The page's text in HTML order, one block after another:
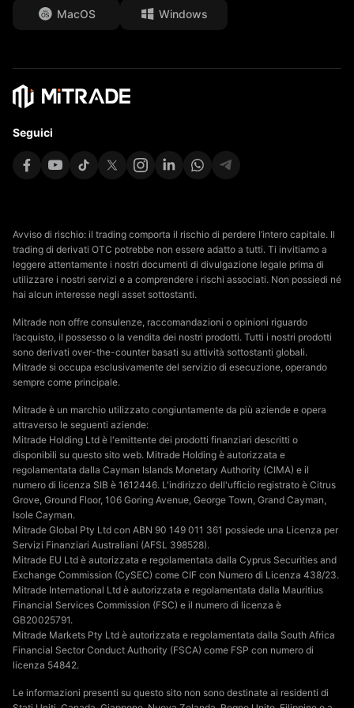
MacOS Windows
Seguici
Avviso di rischio: il trading comporta il rischio di perdere l’intero capitale. Il
trading di derivati OTC potrebbe non essere adatto a tutti. Ti invitiamo a
leggere attentamente i nostri documenti di divulgazione legale prima di
utilizzare i nostri servizi e a comprendere i rischi associati. Non possiedi né
hai alcun interesse negli asset sottostanti.
Mitrade non offre consulenze, raccomandazioni o opinioni riguardo
l’acquisto, il possesso o la vendita dei nostri prodotti. Tutti i nostri prodotti
sono derivati over-the-counter basati su attività sottostanti globali.
Mitrade si occupa esclusivamente del servizio di esecuzione, operando
sempre come principale.
Mitrade è un marchio utilizzato congiuntamente da più aziende e opera
attraverso le seguenti aziende:
Mitrade Holding Ltd è l'emittente dei prodotti finanziari descritti o
disponibili su questo sito web. Mitrade Holding è autorizzata e
regolamentata dalla Cayman Islands Monetary Authority (CIMA) e il
numero di licenza SIB è 1612446. L'indirizzo dell'ufficio registrato è Citrus
Grove, Ground Floor, 106 Goring Avenue, George Town, Grand Cayman,
Isole Cayman.
Mitrade Global Pty Ltd con ABN 90 149 011 361 possiede una Licenza per
Servizi Finanziari Australiani (AFSL 398528).
Mitrade EU Ltd è autorizzata e regolamentata dalla Cyprus Securities and
Exchange Commission (CySEC) come CIF con Numero di Licenza 438/23.
Mitrade International Ltd è autorizzata e regolamentata dalla Mauritius
Financial Services Commission (FSC) e il numero di licenza è
GB20025791.
Mitrade Markets Pty Ltd è autorizzata e regolamentata dalla South Africa
Financial Sector Conduct Authority (FSCA) come FSP con numero di
licenza 54842.
Le informazioni presenti su questo sito non sono destinate ai residenti di